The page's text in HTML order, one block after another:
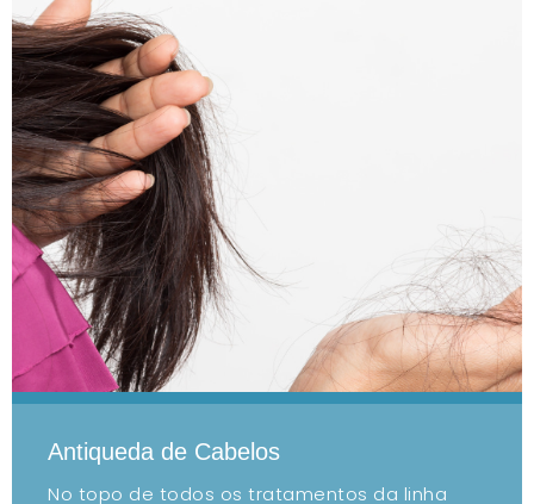
Antiqueda de Cabelos
No topo de todos os tratamentos da linha